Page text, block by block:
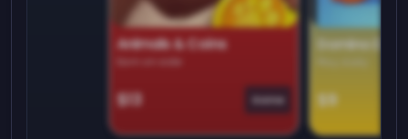
Animals & Coins
$13 Game
Domino
$9